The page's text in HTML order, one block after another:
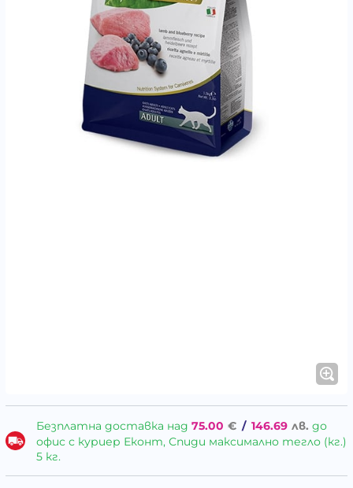
Безплатна доставка над 75.00 € / 146.69 лв. до
офис с куриер Еконт, Спиди максимално тегло (кг.)
5 кг.